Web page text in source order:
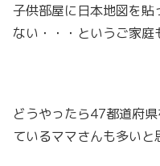
子供部屋に日本地図を
ない・・・というご家庭
どうやったら47都道府
ているママさんも多いと